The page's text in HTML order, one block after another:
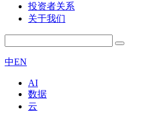
投资者关系
关于我们
中EN
AI
数据
云